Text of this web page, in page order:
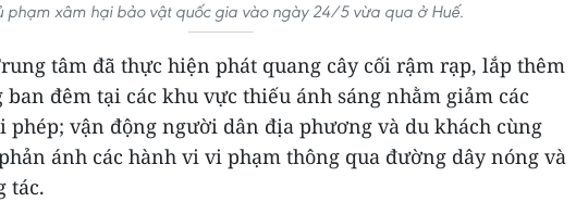
phạm xâm hại bảo vật quốc gia vào ngày 24/5 vừa qua ở Huế.
tâm đã thực hiện phát quang cây cối rậm rạp, lắp thêm
ban đêm tại các khu vực thiếu ánh sáng nhằm giảm các
phép; vận động người dân địa phương và du khách cùng
ánh các hành vi vi phạm thông qua đường dây nóng và
tác.